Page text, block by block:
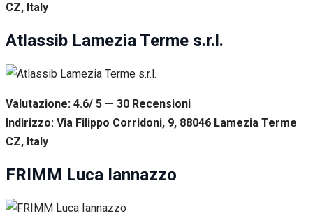
CZ, Italy
Atlassib Lamezia Terme s.r.l.
Valutazione: 4.6/ 5 — 30 Recensioni
Indirizzo: Via Filippo Corridoni, 9, 88046 Lamezia Terme
CZ, Italy
FRIMM Luca Iannazzo